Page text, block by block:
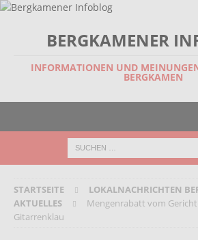
BERGKAMENER
INFORMATIONEN UND
BERGKAMEN
STARTSEITE
LOKALNACHRICHTEN
AKTUELLES
Mengenrabatt vom
Gitarrenklau